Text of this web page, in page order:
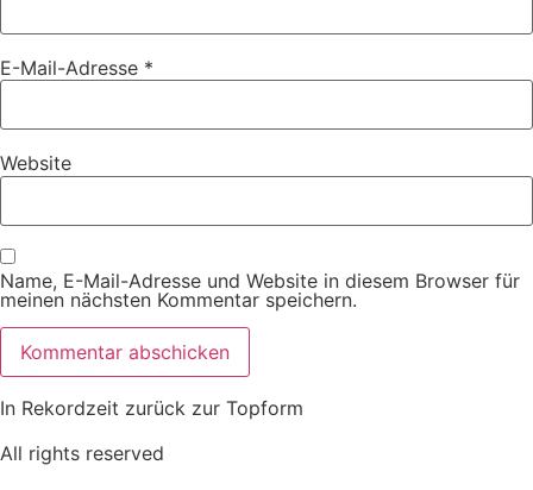
E-Mail-Adresse *
Website
Name, E-Mail-Adresse und Website in diesem Browser für
meinen nächsten Kommentar speichern.
In Rekordzeit zurück zur Topform
All rights reserved